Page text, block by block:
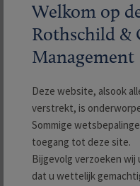
Zichtbaarheid
Vermindering
Welkom op
Rothschild &
Management
Deze website, alsook
verstrekt, is
Sommige
toegang tot deze site.
Bijgevolg verzoeken
dat u wettelijk